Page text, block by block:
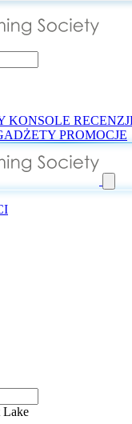
KONSOLE
PROMOCJE
Lake